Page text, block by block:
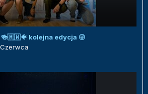
kolejna edycja 😜